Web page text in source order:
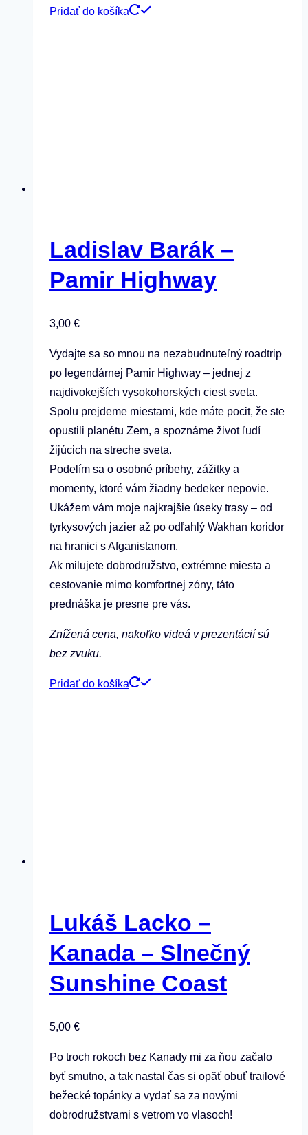
Pridať do košíka
Ladislav Barák –
Pamir Highway
3,00 €
Vydajte sa so mnou na nezabudnuteľný roadtrip
po legendárnej Pamir Highway – jednej z
najdivokejších vysokohorských ciest sveta.
Spolu prejdeme miestami, kde máte pocit, že ste
opustili planétu Zem, a spoznáme život ľudí
žijúcich na streche sveta.
Podelím sa o osobné príbehy, zážitky a
momenty, ktoré vám žiadny bedeker nepovie.
Ukážem vám moje najkrajšie úseky trasy – od
tyrkysových jazier až po odľahlý Wakhan koridor
na hranici s Afganistanom.
Ak milujete dobrodružstvo, extrémne miesta a
cestovanie mimo komfortnej zóny, táto
prednáška je presne pre vás.
Znížená cena, nakoľko videá v prezentácií sú
bez zvuku.
Pridať do košíka
Lukáš Lacko –
Kanada – Slnečný
Sunshine Coast
5,00 €
Po troch rokoch bez Kanady mi za ňou začalo
byť smutno, a tak nastal čas si opäť obuť trailové
bežecké topánky a vydať sa za novými
dobrodružstvami s vetrom vo vlasoch!